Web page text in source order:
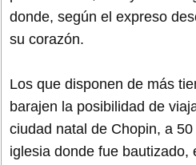
donde, según el expreso
su corazón.
Los que disponen de más
barajen la posibilidad de
ciudad natal de Chopin, a
iglesia donde fue bautizado,